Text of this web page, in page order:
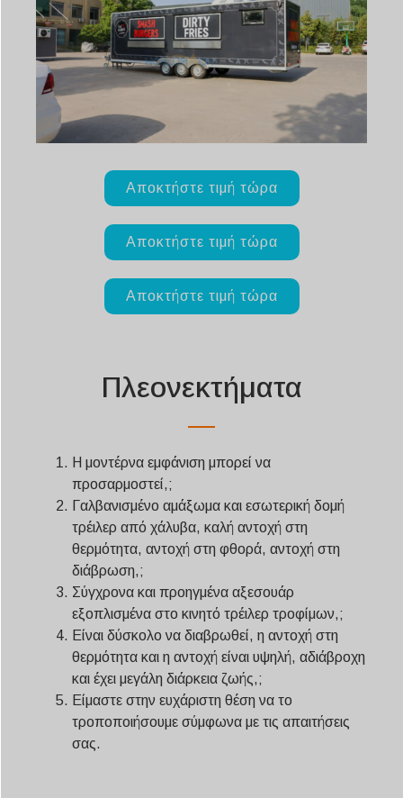
Αποκτήστε τιμή τώρα
Αποκτήστε τιμή τώρα
Αποκτήστε τιμή τώρα
Πλεονεκτήματα
Η μοντέρνα εμφάνιση μπορεί να
προσαρμοστεί,;
Γαλβανισμένο αμάξωμα και εσωτερική δομή
τρέιλερ από χάλυβα, καλή αντοχή στη
θερμότητα, αντοχή στη φθορά, αντοχή στη
διάβρωση,;
Σύγχρονα και προηγμένα αξεσουάρ
εξοπλισμένα στο κινητό τρέιλερ τροφίμων,;
Είναι δύσκολο να διαβρωθεί, η αντοχή στη
θερμότητα και η αντοχή είναι υψηλή, αδιάβροχη
και έχει μεγάλη διάρκεια ζωής,;
Είμαστε στην ευχάριστη θέση να το
τροποποιήσουμε σύμφωνα με τις απαιτήσεις
σας.